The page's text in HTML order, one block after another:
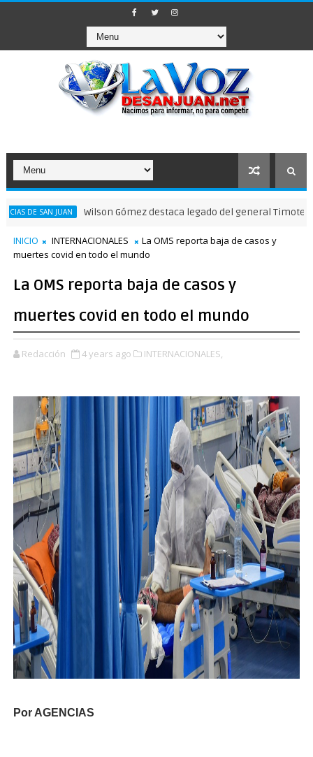
JUAN Wilson Gómez destaca legado del general Timoteo Ogando
INICIO INTERNACIONALES
La OMS reporta baja de casos y
muertes covid en todo el mundo
La OMS reporta baja de casos y
muertes covid en todo el mundo
Redacción 4 years ago INTERNACIONALES,
Por AGENCIAS